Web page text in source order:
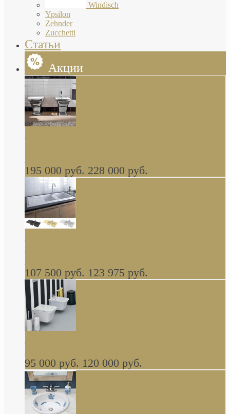
Windisch
Ypsilon
Zehnder
Zucchetti
Статьи
Акции
Butterfly Scarabeo КОМПЛЕКТ санфаянса
глянцевая платина В НАЛИЧИИ
195 000 руб. 228 000 руб.
керамическая мойка 1160 x 510 мм белая,
серая, черная, бежевая В НАЛИЧИИ
107 500 руб. 123 975 руб.
навесное КОМПЛЕКТ
95 000 руб. 120 000 руб.